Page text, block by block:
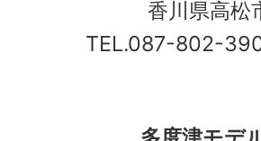
香川県高
TEL.087-802-